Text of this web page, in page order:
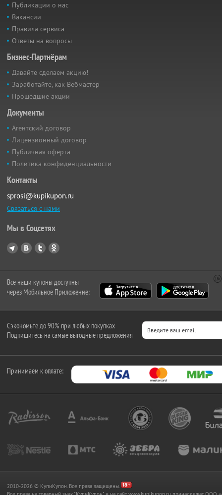
Публикации о нас
Вакансии
Правила сервиса
Ответы на вопросы
Бизнес-Партнёрам
Давайте сделаем акцию!
Заработайте, как Вебмастер
Прошедшие акции
Документы
Агентский договор
Лицензионный договор
Публичная оферта
Политика конфиденциальности
Контакты
sprosi@kupikupon.ru
Связаться с нами
Мы в Соцсетях
Все наши купоны доступны
через Мобильное Приложение:
Сэкономьте до 90% при любых покупках
Подпишитесь на самые выгодные предложения
Принимаем к оплате:
2010-2026 © КупиКупон. Все права защищены.